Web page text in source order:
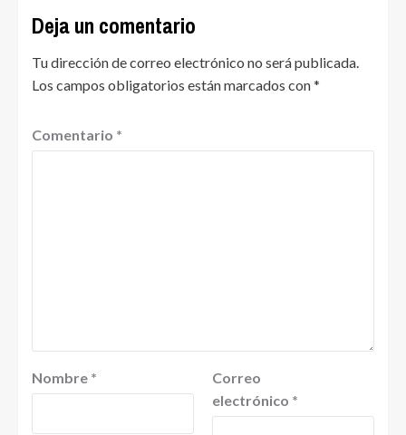
Deja un comentario
Tu dirección de correo electrónico no será publicada.
Los campos obligatorios están marcados con*
Comentario *
Nombre *
Correo
electrónico *